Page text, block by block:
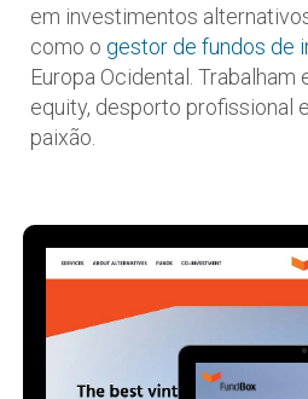
em investimentos
como o gestor de fundos de
Europa Ocidental.
equity, desporto profissional
paixão.